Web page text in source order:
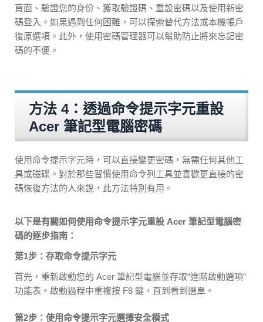
頁面、驗證您的身份、獲取驗證碼、重設密碼以及使用新密
碼登入。如果遇到任何困難，可以探索替代方法或本機帳戶
復原選項。此外，使用密碼管理器可以幫助防止將來忘記密
碼的不便。
方法 4：透過命令提示字元重設
Acer 筆記型電腦密碼
使用命令提示字元時，可以直接變更密碼，無需任何其他工
具或磁碟。對於那些習慣使用命令列工具並喜歡更直接的密
碼恢復方法的人來說，此方法特別有用。
以下是有關如何使用命令提示字元重設 Acer 筆記型電腦密
碼的逐步指南：
第1步：存取命令提示字元
首先，重新啟動您的 Acer 筆記型電腦並存取“進階啟動選項”
功能表。啟動過程中重複按 F8 鍵，直到看到選單。
第2步：使用命令提示字元選擇安全模式